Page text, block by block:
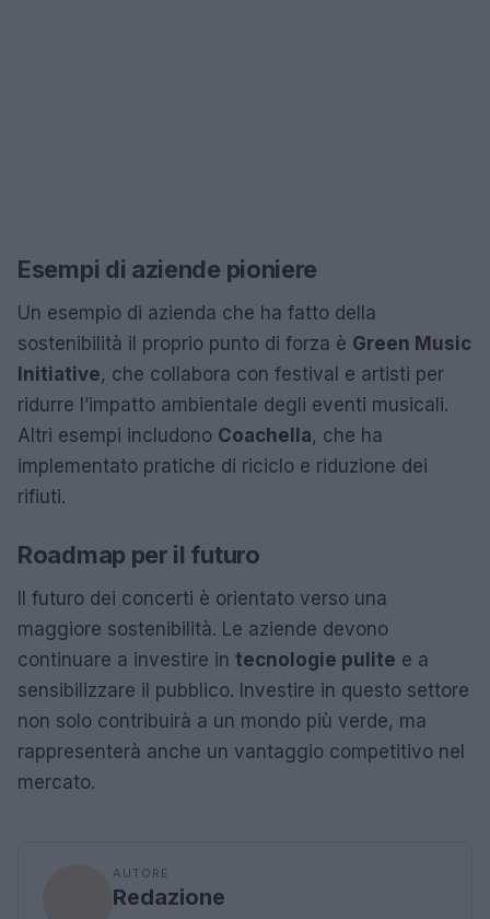
Esempi di aziende pioniere
Un esempio di azienda che ha fatto della
sostenibilità il proprio punto di forza è Green Music
Initiative, che collabora con festival e artisti per
ridurre l’impatto ambientale degli eventi musicali.
Altri esempi includono Coachella, che ha
implementato pratiche di riciclo e riduzione dei
rifiuti.
Roadmap per il futuro
Il futuro dei concerti è orientato verso una
maggiore sostenibilità. Le aziende devono
continuare a investire in tecnologie pulite e a
sensibilizzare il pubblico. Investire in questo settore
non solo contribuirà a un mondo più verde, ma
rappresenterà anche un vantaggio competitivo nel
mercato.
AUTORE
Redazione